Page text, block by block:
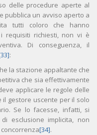
delle procedure aperte al
pubblica un avviso aperto a
tutti coloro che hanno
requisiti richiesti, non vi è
Di conseguenza, il
:
la stazione appaltante che
che sia effettivamente
applicare le regole delle
gestore uscente per il solo
Se lo facesse, infatti, si
esclusione implicita, non
[34].